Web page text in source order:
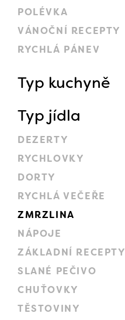
POLÉVKA
VÁNOČNÍ RECEPTY
RYCHLÁ PÁNEV
Typ kuchyně
Typ jídla
DEZERTY
RYCHLOVKY
DORTY
RYCHLÁ VEČEŘE
ZMRZLINA
NÁPOJE
ZÁKLADNÍ RECEPTY
SLANÉ PEČIVO
CHUŤOVKY
TĚSTOVINY